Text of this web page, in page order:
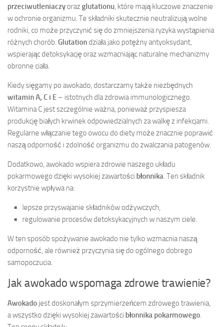
przeciwutleniaczyorazglutationu, które mają kluczowe znaczenie
w ochronie organizmu. Te składniki skutecznie neutralizują wolne
rodniki, co może przyczynić się do zmniejszenia ryzyka wystąpienia
różnych chorób. Glutationdziała jako potężny antyoksydant,
wspierając detoksykację oraz wzmacniając naturalne mechanizmy
obronne ciała.
Kiedy sięgamy po awokado, dostarczamy także niezbędnych
witamin A, C i E – istotnych dla zdrowia immunologicznego.
Witamina C jest szczególnie ważna, ponieważ przyspiesza
produkcję białych krwinek odpowiedzialnych za walkę z infekcjami.
Regularne włączanie tego owocu do diety może znacznie poprawić
naszą odporność i zdolność organizmu do zwalczania patogenów.
Dodatkowo, awokado wspiera zdrowie naszego układu
pokarmowego dzięki wysokiej zawartości błonnika. Ten składnik
korzystnie wpływa na:
lepsze przyswajanie składników odżywczych,
regulowanie procesów detoksykacyjnych w naszym ciele.
W ten sposób spożywanie awokado nie tylko wzmacnia naszą
odporność, ale również przyczynia się do ogólnego dobrego
samopoczucia.
Jak awokado wspomaga zdrowe trawienie?
Awokado jest doskonałym sprzymierzeńcem zdrowego trawienia,
a wszystko dzięki wysokiej zawartości błonnika pokarmowego.